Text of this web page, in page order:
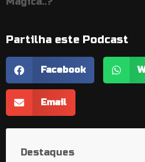
Partilha este Podcast
Facebook
Email
Destaques